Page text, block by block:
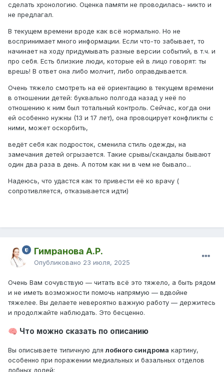
сделать хронологию. Оценка памяти не проводилась- никто и
не предлагал.
В текущем времени вроде как всё нормально. Но не
воспринимает много информации. Если что-то забывает, то
начинает на ходу придумывать разные версии событий, в т.ч. и
про себя. Есть близкие люди, которые ей в лицо говорят: ты
врешь! В ответ она либо молчит, либо оправдывается.
Очень тяжело смотреть на её ориентацию в текущем времени
в отношении детей: буквально полгода назад у неё по
отношению к ним был тотальный контроль. Сейчас, когда они
ей особенно нужны (13 и 17 лет), она провоцирует конфликты с
ними, может оскорбить,
ведёт себя как подросток, сменила стиль одежды, на
замечания детей огрызается. Такие срывы/скандалы бывают
один два раза в день. А потом как ни в чем не бывало...
Надеюсь, что удастся как то привести её ко врачу (
сопротивляется, отказывается идти)
Гимранова А.Р.
Опубликовано 23 июля, 2025
Очень Вам сочувствую — читать всё это тяжело, а быть рядом
и не иметь возможности помочь напрямую — вдвойне
тяжелее. Вы делаете невероятно важную работу — держитесь
и продолжайте наблюдать. Это бесценно.
🧠 Что можно сказать по описанию
Вы описываете типичную длялобного синдрома картину,
особенно при поражении медиальных и базальных отделов
лобных долей: